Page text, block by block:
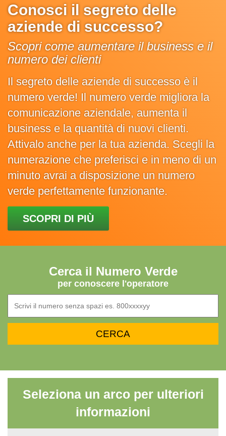
Conosci il segreto delle
aziende di successo?
Scopri come aumentare il business e il
numero dei clienti
Il segreto delle aziende di successo è il
numero verde! Il numero verde migliora la
comunicazione aziendale, aumenta il
business e la quantità di nuovi clienti.
Attivalo anche per la tua azienda. Scegli la
numerazione che preferisci e in meno di un
minuto avrai a disposizione un numero
verde perfettamente funzionante.
SCOPRI DI PIÙ
Cerca il Numero Verde
per conoscere l'operatore
Seleziona un arco per ulteriori
informazioni